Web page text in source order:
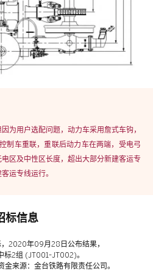
为用户选配问题，动力车采用詹式车钩，
制车重联，重联后动力车在两端，受电弓
区及中性区长度，超出大部分新建客运专
运专线运行。
标信息
2020年09月28日公布结果，
标2组 (JT001-JT002)。
来源：金台铁路有限责任公司。